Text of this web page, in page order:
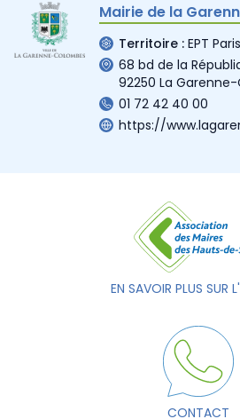
Mairie de la
Territoire : EPT
68 bd de la
92250 La
01 72 42 40 00
https://
EN SAVOIR PLUS SUR
CONTACT